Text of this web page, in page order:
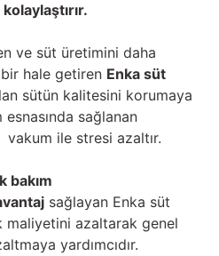
ve süt üretimini daha
hale getiren Enka süt
sütün kalitesini korumaya
esnasında sağlanan
ile stresi azaltır.
bakım
sağlayan Enka süt
maliyetini azaltarak genel
yardımcıdır.